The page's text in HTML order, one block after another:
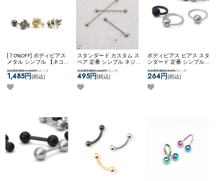
[７0%OFF] ボディピアス
メタル シンプル 【ネコポ
ス全品送料無料】
【SVstyle】broken stone &
bar
当店通常価格4,950円のところ
1,485円(税込)
スタンダード カスタム ス
ペア 定番 シンプル ネジ
式キャッチ ネコポスOK
ンダストリアルバーベル
(シルバー)
当店通常価格1,650円のところ
495円(税込)
ボディピアス ピアス スタ
ンダード 定番 シンプル
かっこいい マット メンズ
ライク ビーズリング ネコ
ポスOK【MULL】 ブラッ
シュビーズリング
当店通常価格880円のところ
264円(税込)